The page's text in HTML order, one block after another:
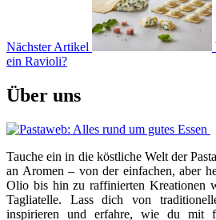
Nächster Artikel
ein Ravioli?
Über uns
Tauche ein in die köstliche Welt der
an Aromen – von der einfachen, aber
Olio bis hin zu raffinierten Kreationen
Tagliatelle. Lass dich von
inspirieren und erfahre, wie du mit